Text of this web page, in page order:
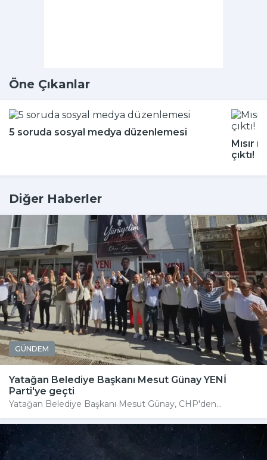
Öne Çıkanlar
5 soruda sosyal medya düzenlemesi
Mısır
çıktı!
Diğer Haberler
GÜNDEM
Yatağan Belediye Başkanı Mesut Günay YENİ
Parti'ye geçti
Yatağan Belediye Başkanı Mesut Günay, CHP'den...